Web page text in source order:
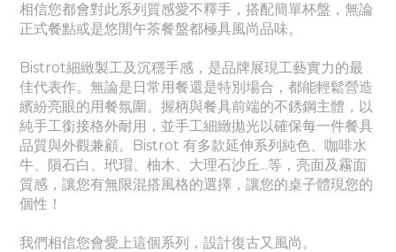
相信您都會對此系列質感愛不釋手，搭配簡單杯盤，無論
正式餐點或是悠閒午茶餐盤都極具風尚品味。
Bistrot細緻製工及沉穩手感，是品牌展現工藝實力的最
佳代表作。 無論是日常用餐還是特別場合，都能輕鬆營造
繽紛亮眼的用餐氛圍。 握柄與餐具前端的不銹鋼主體，以
純手工銜接格外耐用，並手工細緻拋光以確保每一件餐具
品質與外觀兼顧。Bistrot 有多款延伸系列純色、 咖啡水
牛、隕石白、玳瑁、柚木、大理石沙丘...等，亮面及霧面
質感 ，讓您有無限混搭風格的選擇，讓您的桌子體現您的
個性！
我們相信您會愛上這個系列，設計復古又風尚。